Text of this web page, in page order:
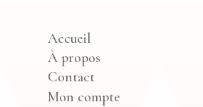
Accueil
À propos
Contact
Mon compte